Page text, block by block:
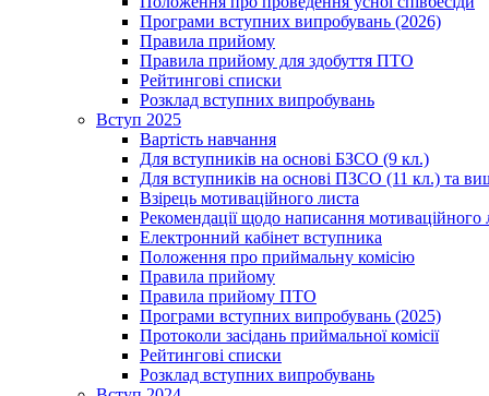
Програми вступних випробувань (2026)
Правила прийому
Правила прийому для здобуття ПТО
Рейтингові списки
Розклад вступних випробувань
Вступ 2025
Вартість навчання
Для вступників на основі БЗСО (9 кл.)
Для вступників на основі ПЗСО (11 кл.) та
Взірець мотиваційного листа
Рекомендації щодо написання мотиваційного
Електронний кабінет вступника
Положення про приймальну комісію
Правила прийому
Правила прийому ПТО
Програми вступних випробувань (2025)
Протоколи засідань приймальної комісії
Рейтингові списки
Розклад вступних випробувань